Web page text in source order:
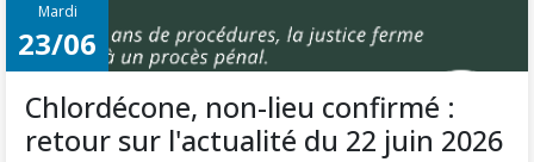
Mardi
23/06
Chlordécone, non-lieu confirmé :
retour sur l'actualité du 22 juin 2026